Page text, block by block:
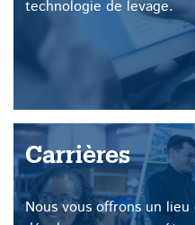
technologie de levage.
Carrières
Nous vous offrons un